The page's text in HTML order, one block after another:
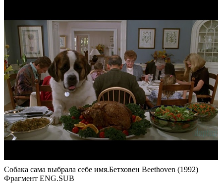
Собака сама выбрала себе имя.Бетховен Beethoven (1992)
Фрагмент ENG.SUB